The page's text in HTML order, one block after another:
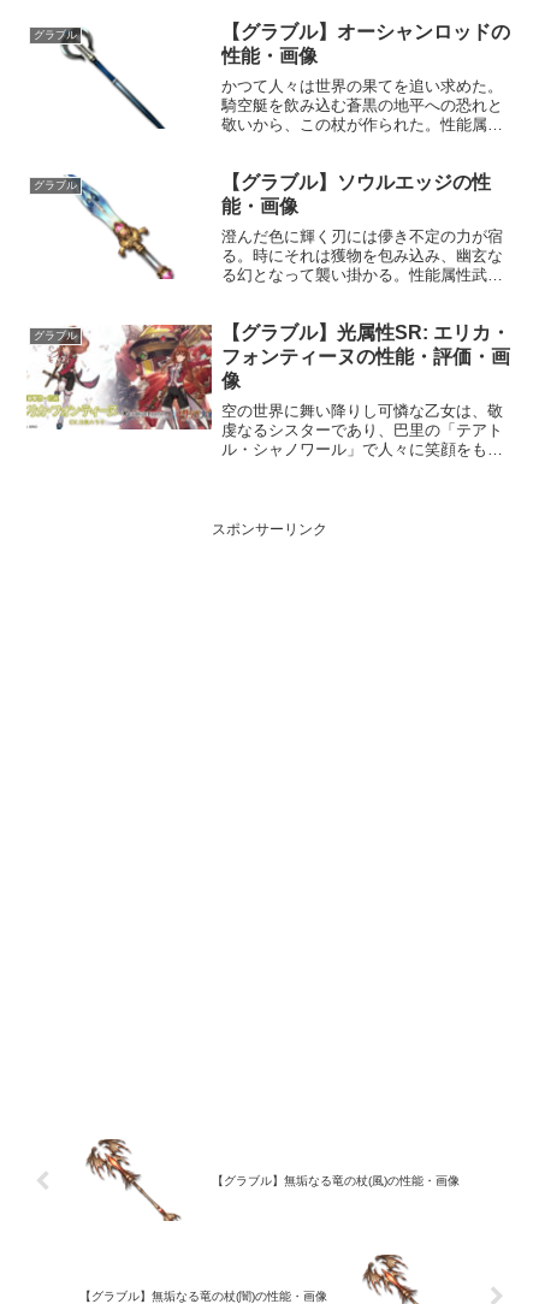
の灯を穿つ。性能属性武器種解放段階土
弓HP攻撃力MAXLv29...
グラブル
【グラブル】オーシャンロッドの
性能・画像
かつて人々は世界の果てを追い求めた。
騎空艇を飲み込む蒼黒の地平への恐れと
敬いから、この杖が作られた。性能属性
属性3.5倍ダメージ〔減衰値1,685,000ダ
メー...
グラブル
【グラブル】ソウルエッジの性
能・画像
澄んだ色に輝く刃には儚き不定の力が宿
る。時にそれは獲物を包み込み、幽玄な
る幻となって襲い掛かる。性能属性武器
に光属性3.5倍ダメージ〔減衰値
1,685,000ダメ...
グラブル
【グラブル】光属性SR: エリカ・
フォンティーヌの性能・評価・画
像
空の世界に舞い降りし可憐な乙女は、敬
虔なるシスターであり、巴里の「テアト
ル・シャノワール」で人々に笑顔をもた
年齢：17歳身長：156...
スポンサーリンク
【グラブル】無垢なる竜の杖(風)の性能・画像
【グラブル】無垢なる竜の杖(闇)の性能・画像